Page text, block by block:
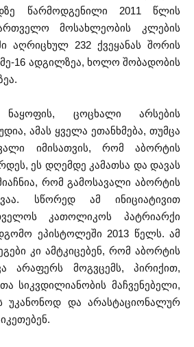
წარმოდგენილი 2011 წლის
მოსახლეობის კლების
აღრიცხულ 232 ქვეყანას შორის
16 ადგილზეა, ხოლო შობადობის
ცოცხალი არსების
ამას ყველა ეთანხმება, თუმცა
იმისათვის, რომ აბორტის
ეს დღემდე კამათსა და დავას
რომ გამოსავალი აბორტის
სწორედ ამ ინიციატივით
კათოლიკოს პატრიარქი
ეპისტოლეში 2013 წელს. ამ
კი ამტკიცებენ, რომ აბორტის
არაფერს მოგვცემს, პირიქით,
სიკვდილიანობის მაჩვენებელი,
უკანონოდ და არასტაციონალურ